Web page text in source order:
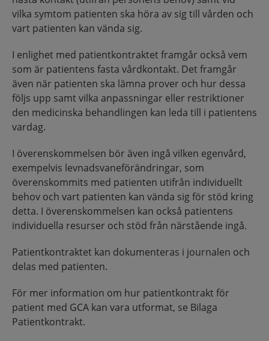
vilka symtom patienten ska höra av sig till vården och
vart patienten kan vända sig.
I enlighet med patientkontraktet framgår också vem
som är patientens fasta vårdkontakt. Det framgår
även när patienten ska lämna prover och hur dessa
följs upp samt vilka anpassningar eller restriktioner
den medicinska behandlingen kan leda till i patientens
vardag.
I överenskommelsen bör även ingå vilken egenvård,
exempelvis levnadsvaneförändringar, som
överenskommits med patienten utifrån individuellt
behov och vart patienten kan vända sig för stöd kring
detta. I överenskommelsen kan också patientens
individuella resurser och stöd från närstående ingå.
Patientkontraktet kan dokumenteras i journalen och
delas med patienten.
För mer information om hur patientkontrakt för
patient med GCA kan vara utformat, se Bilaga
Patientkontrakt.